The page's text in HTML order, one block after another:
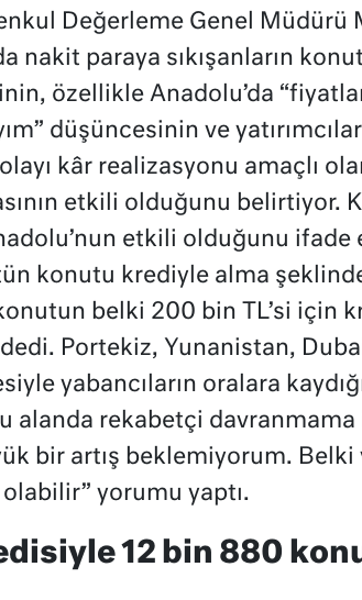
Değerleme Genel Müdürü
nakit paraya sıkışanların
özellikle Anadolu’da
düşüncesinin ve
kâr realizasyonu amaçlı
etkili olduğunu belirtiyor.
etkili olduğunu ifade
konutu krediyle alma
belki 200 bin TL’si için
Portekiz, Yunanistan,
yabancıların oralara
alanda rekabetçi
bir artış beklemiyorum. Belki
olabilir” yorumu yaptı.
12 bin 880